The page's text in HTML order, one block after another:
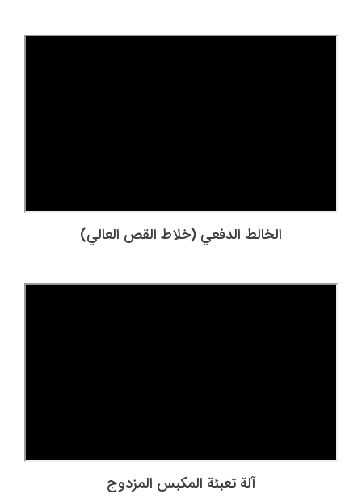
الخالط الدفعي (خلاط القص العالي)
آلة تعبئة المكبس المزدوج